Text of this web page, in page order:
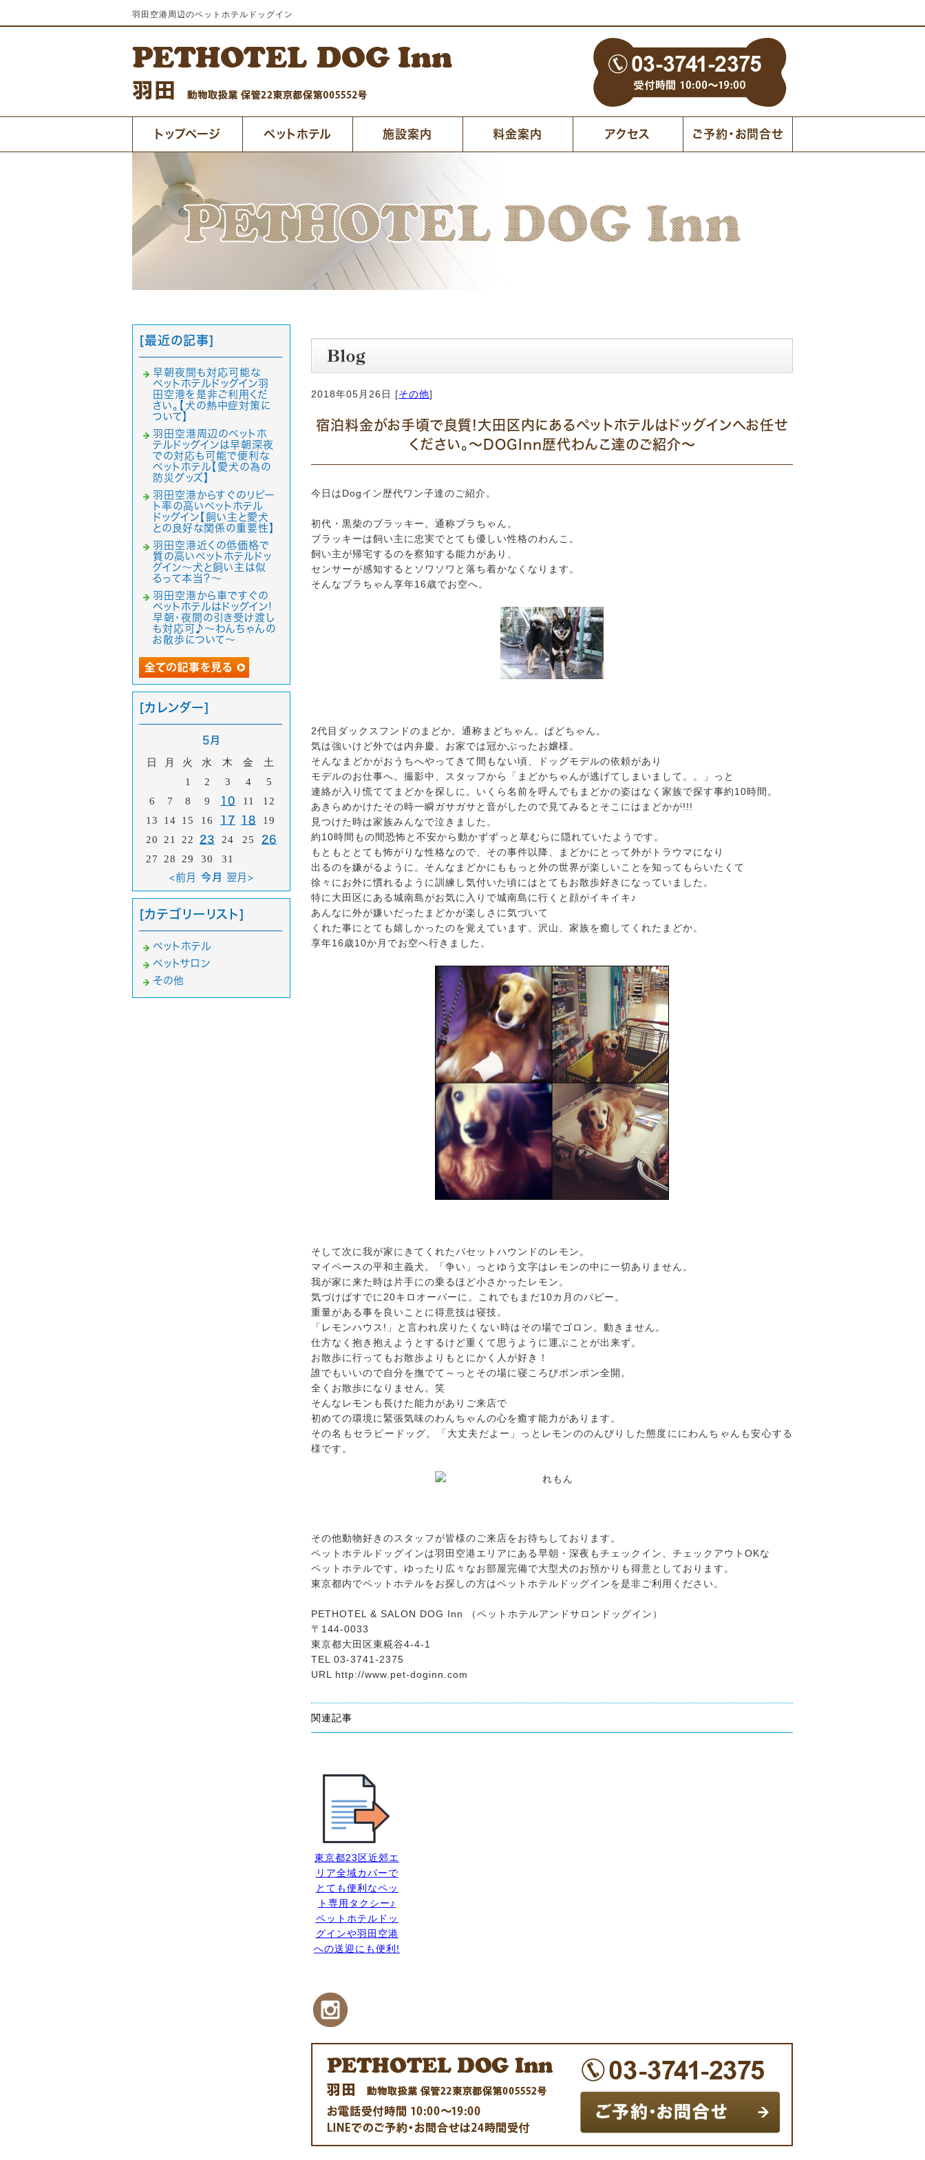
羽田空港周辺のペットホテルドッグイン
トップページ ペットホテル 施設案内 料金案内 アクセス ご予約・お問合せ
2018年05月26日 [その他]
宿泊料金がお手頃で良質!大田区内にあるペットホテルはドッグインへお任せ
ください。～DOGInn歴代わんこ達のご紹介～
今日はDogイン歴代ワン子達のご紹介。
初代・黒柴のブラッキー。通称ブラちゃん。
ブラッキーは飼い主に忠実でとても優しい性格のわんこ。
飼い主が帰宅するのを察知する能力があり、
センサーが感知するとソワソワと落ち着かなくなります。
そんなブラちゃん享年16歳でお空へ。
2代目ダックスフンドのまどか。通称まどちゃん。ぱどちゃん。
気は強いけど外では内弁慶。お家では冠かぶったお嬢様。
そんなまどかがおうちへやってきて間もない頃、ドッグモデルの依頼があり
モデルのお仕事へ。撮影中、スタッフから「まどかちゃんが逃げてしまいまして。。」っと
連絡が入り慌ててまどかを探しに。いくら名前を呼んでもまどかの姿はなく家族で探す事約10時間。
あきらめかけたその時一瞬ガサガサと音がしたので見てみるとそこにはまどかが!!!
見つけた時は家族みんなで泣きました。
約10時間もの間恐怖と不安から動かずずっと草むらに隠れていたようです。
もともととても怖がりな性格なので、その事件以降、まどかにとって外がトラウマになり
出るのを嫌がるように。そんなまどかにももっと外の世界が楽しいことを知ってもらいたくて
徐々にお外に慣れるように訓練し気付いた頃にはとてもお散歩好きになっていました。
特に大田区にある城南島がお気に入りで城南島に行くと顔がイキイキ♪
あんなに外が嫌いだったまどかが楽しさに気づいて
くれた事にとても嬉しかったのを覚えています。沢山、家族を癒してくれたまどか。
享年16歳10か月でお空へ行きました。
そして次に我が家にきてくれたバセットハウンドのレモン。
マイペースの平和主義犬。「争い」っとゆう文字はレモンの中に一切ありません。
我が家に来た時は片手にの乗るほど小さかったレモン。
気づけばすでに20キロオーバーに。これでもまだ10カ月のパピー。
重量がある事を良いことに得意技は寝技。
「レモンハウス!」と言われ戻りたくない時はその場でゴロン。動きません。
仕方なく抱き抱えようとするけど重くて思うように運ぶことが出来ず。
お散歩に行ってもお散歩よりもとにかく人が好き！
誰でもいいので自分を撫でて～っとその場に寝ころびポンポン全開。
全くお散歩になりません。笑
そんなレモンも長けた能力がありご来店で
初めての環境に緊張気味のわんちゃんの心を癒す能力があります。
その名もセラピードッグ。「大丈夫だよー」っとレモンののんびりした態度ににわんちゃんも安心する
様です。
その他動物好きのスタッフが皆様のご来店をお待ちしております。
ペットホテルドッグインは羽田空港エリアにある早朝・深夜もチェックイン、チェックアウトOKな
ペットホテルです。ゆったり広々なお部屋完備で大型犬のお預かりも得意としております。
東京都内でペットホテルをお探しの方はペットホテルドッグインを是非ご利用ください。
PETHOTEL & SALON DOG Inn （ペットホテルアンドサロンドッグイン）
〒144-0033
東京都大田区東糀谷4-4-1
TEL 03-3741-2375
URL http://www.pet-doginn.com
関連記事
東京都23区近郊エ
リア全域カバーで
とても便利なペッ
ト専用タクシー♪
ペットホテルドッ
グインや羽田空港
への送迎にも便利!
[最近の記事]
早朝夜間も対応可能な
ペットホテルドッグイン羽
田空港を是非ご利用くだ
さい。【犬の熱中症対策に
ついて】
羽田空港周辺のペットホ
テルドッグインは早朝深夜
での対応も可能で便利な
ペットホテル【愛犬の為の
防災グッズ】
羽田空港からすぐのリピー
ト率の高いペットホテル
ドッグイン【飼い主と愛犬
との良好な関係の重要性】
羽田空港近くの低価格で
質の高いペットホテルドッ
グイン～犬と飼い主は似
るって本当？～
羽田空港から車ですぐの
ペットホテルはドッグイン!
早朝・夜間の引き受け渡し
も対応可♪～わんちゃんの
お散歩について～
[カレンダー]
5月
日 月 火 水 木 金
土
1
2 3 4
5
6
7 8 9 10 11
12
13
14 15 16 17 18
19
20
21 22 23 24 25 26
27 28 29 30 31
<前月 今月 翌月>
[カテゴリーリスト]
ペットホテル
ペットサロン
その他